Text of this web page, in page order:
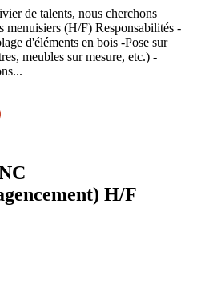
de talents, nous cherchons
menuisiers (H/F) Responsabilités -
d'éléments en bois -Pose sur
meubles sur mesure, etc.) -
H/F